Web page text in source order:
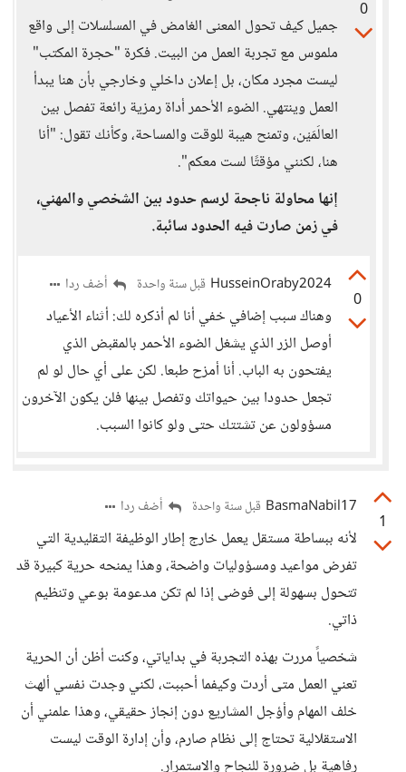
0
جميل كيف تحول المعنى الغامض في المسلسلات إلى واقع
ملموس مع تجربة العمل من البيت. فكرة "حجرة المكتب"
ليست مجرد مكان، بل إعلان داخلي وخارجي بأن هنا يبدأ
العمل وينتهي. الضوء الأحمر أداة رمزية رائعة تفصل بين
العالَمَيْن، وتمنح هيبة للوقت والمساحة، وكأنك تقول: "أنا
هنا، لكنني مؤقتًا لست معكم".
إنها محاولة ناجحة لرسم حدود بين الشخصي والمهني،
في زمن صارت فيه الحدود سائبة.
0
HusseinOraby2024 قبل سنة واحدة أضف ردا
وهناك سبب إضافي خفي أنا لم أذكره لك: أثناء الأعياد
أوصل الزر الذي يشغل الضوء الأحمر بالمقبض الذي
يفتحون به الباب. أنا أمزح طبعا. لكن على أي حال لو لم
تجعل حدودا بين حيواتك وتفصل بينها فلن يكون الآخرون
مسؤولون عن تشتتك حتى ولو كانوا السبب.
1
BasmaNabil17 قبل سنة واحدة أضف ردا
لأنه ببساطة مستقل يعمل خارج إطار الوظيفة التقليدية التي
تفرض مواعيد ومسؤوليات واضحة، وهذا يمنحه حرية كبيرة قد
تتحول بسهولة إلى فوضى إذا لم تكن مدعومة بوعي وتنظيم
ذاتي.
شخصياً مررت بهذه التجربة في بداياتي، وكنت أظن أن الحرية
تعني العمل متى أردت وكيفما أحببت، لكني وجدت نفسي ألهث
خلف المهام وأؤجل المشاريع دون إنجاز حقيقي، وهذا علمني أن
الاستقلالية تحتاج إلى نظام صارم، وأن إدارة الوقت ليست